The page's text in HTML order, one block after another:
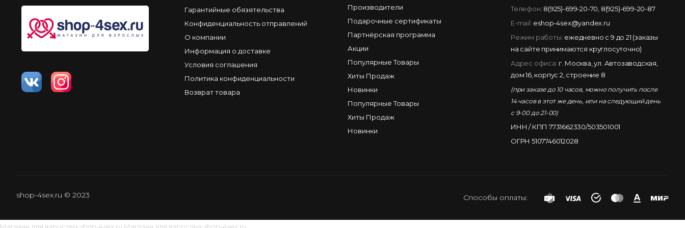
Гарантийные обязятельства
Конфиденциальность отправлений
О компании
Информация о доставке
Условия соглашения
Политика конфиденциальности
Возврат товара
Производители
Подарочные сертификаты
Партнёрская программа
Акции
Популярные Товары
Хиты Продаж
Новинки
Популярные Товары
Хиты Продаж
Новинки
Телефон: 8(925)-699-20-70 8(925)-699-20-87
E-mail: eshop-4sex@yandex.ru
Режим работы: ежедневно с 9 до 21 (заказы
на сайте принимаются круглосуточно)
Адрес офиса: г. Москва, ул. Автозаводская,
дом 16, корпус 2, строение 8
(при заказе до 10 часов, можно получить после
14 часов в этот же день, или на следующий день
с 9-00 до 21-00)
ИНН / КПП 7731662330/503501001
ОГРН 5107746012028
shop-4sex.ru © 2023 Способы оплаты:
Магазин для взрослых shop-4sex.ru Магазин для взрослых shop-4sex.ru